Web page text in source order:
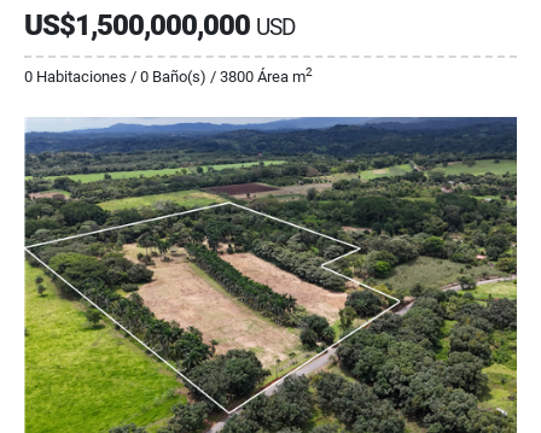
US$1,500,000,000 USD
0 Habitaciones / 0 Baño(s) / 3800 Área m2